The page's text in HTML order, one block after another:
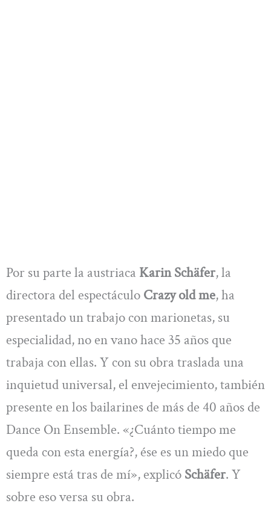
Por su parte la austriaca Karin Schäfer,la
directora del espectáculo Crazy old me, ha
presentado un trabajo con marionetas, su
especialidad, no en vano hace 35 años que
trabaja con ellas. Y con su obra traslada una
inquietud universal, el envejecimiento, también
presente en los bailarines de más de 40 años de
Dance On Ensemble. «¿Cuánto tiempo me
queda con esta energía?, ése es un miedo que
siempre está tras de mí», explicó Schäfer. Y
sobre eso versa su obra.